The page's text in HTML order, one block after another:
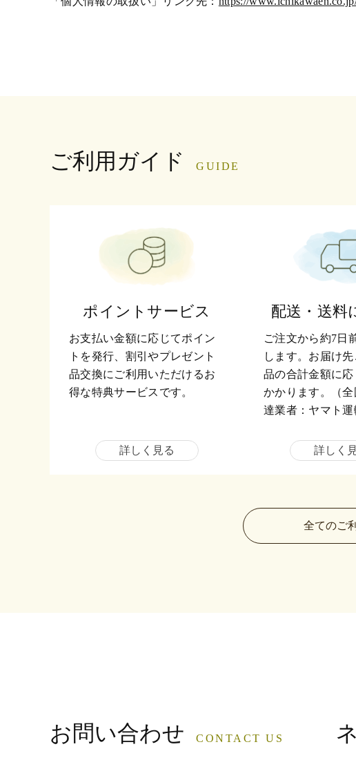
ご利用ガイド GUIDE
ポイントサービス
お支払い金額に応じてポイン
トを発行、割引やプレゼント
品交換にご利用いただけるお
得な特典サービスです。
詳しく見る
配送・送料
ご注文から約7日
します。お届け
品の合計金額に
かかります。（
達業者：ヤマト運
詳しく
全てのご
お問い合わせ CONTACT US